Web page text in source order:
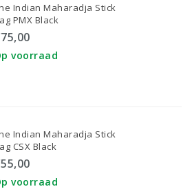
Indian Maharadja Stick
PMX Black
voorraad
Indian Maharadja Stick
CSX Black
voorraad